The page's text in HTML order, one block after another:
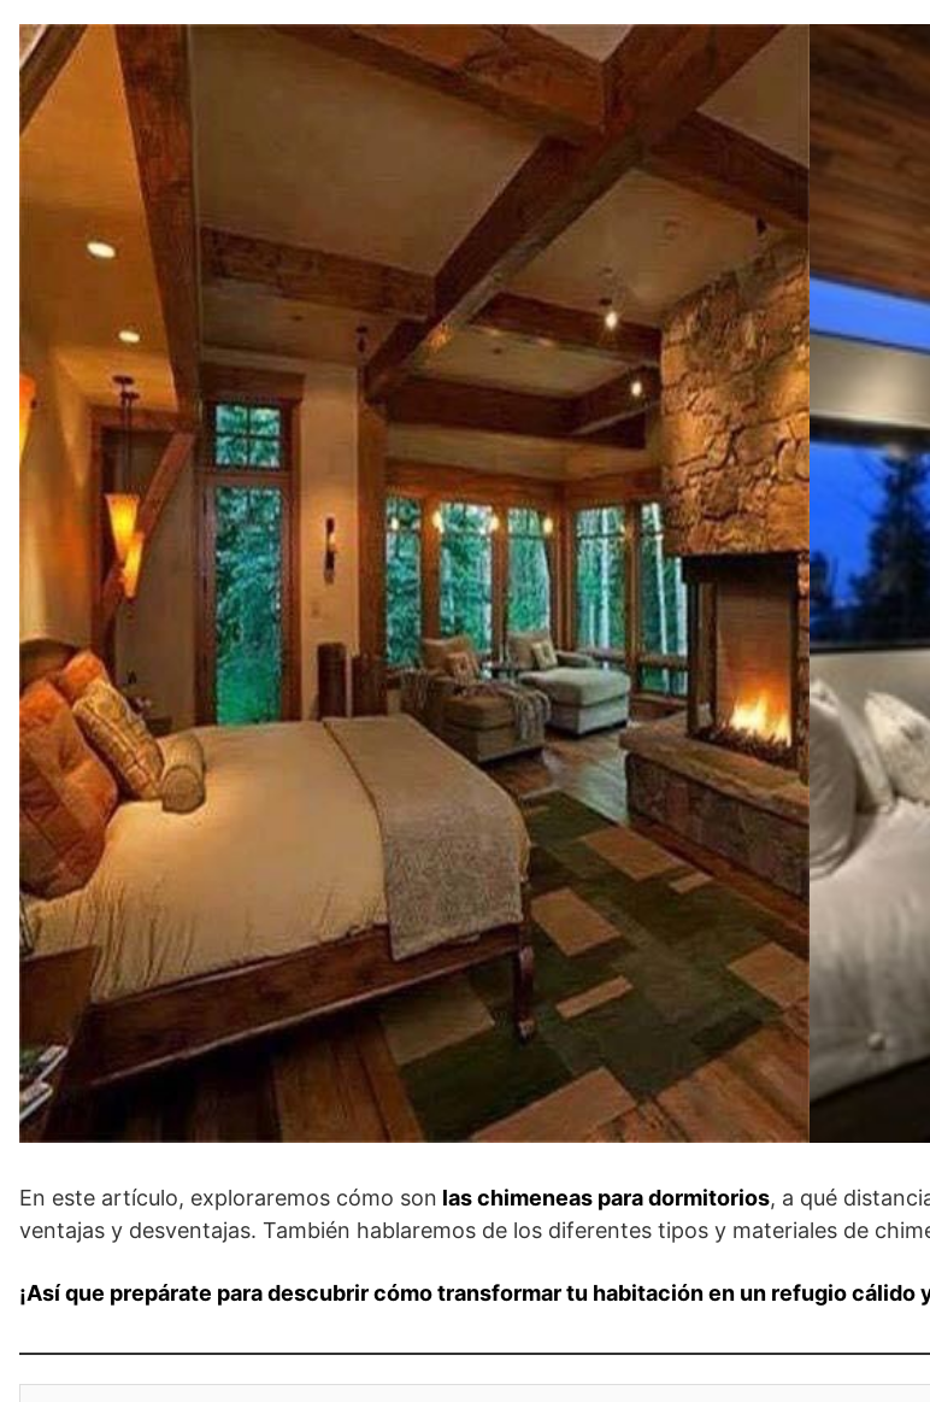
En este artículo, exploraremos cómo son las chimeneas para dormitorios, a qué
ventajas y desventajas. También hablaremos de los diferentes tipos y materiales de
¡Así que prepárate para descubrir cómo transformar tu habitación en un refugio cálido